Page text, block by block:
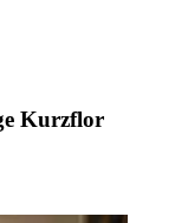
Kurzflor